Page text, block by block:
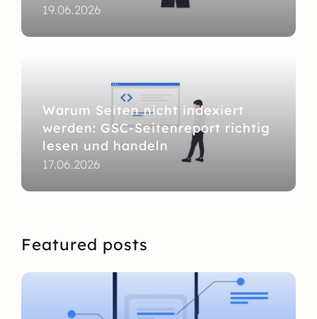
19.06.2026
Warum Seiten nicht indexiert
werden: GSC-Seitenreport richtig
lesen und handeln
17.06.2026
Featured posts